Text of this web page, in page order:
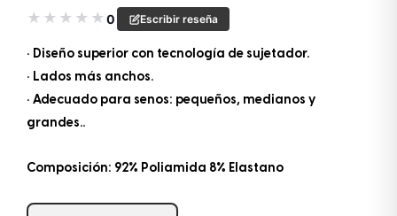
★ ★ ★ ★ ★0 Escribir reseña
• Diseño superior con tecnología de sujetador.
• Lados más anchos.
• Adecuado para senos: pequeños, medianos y
grandes..
Composición: 92% Poliamida 8% Elastano